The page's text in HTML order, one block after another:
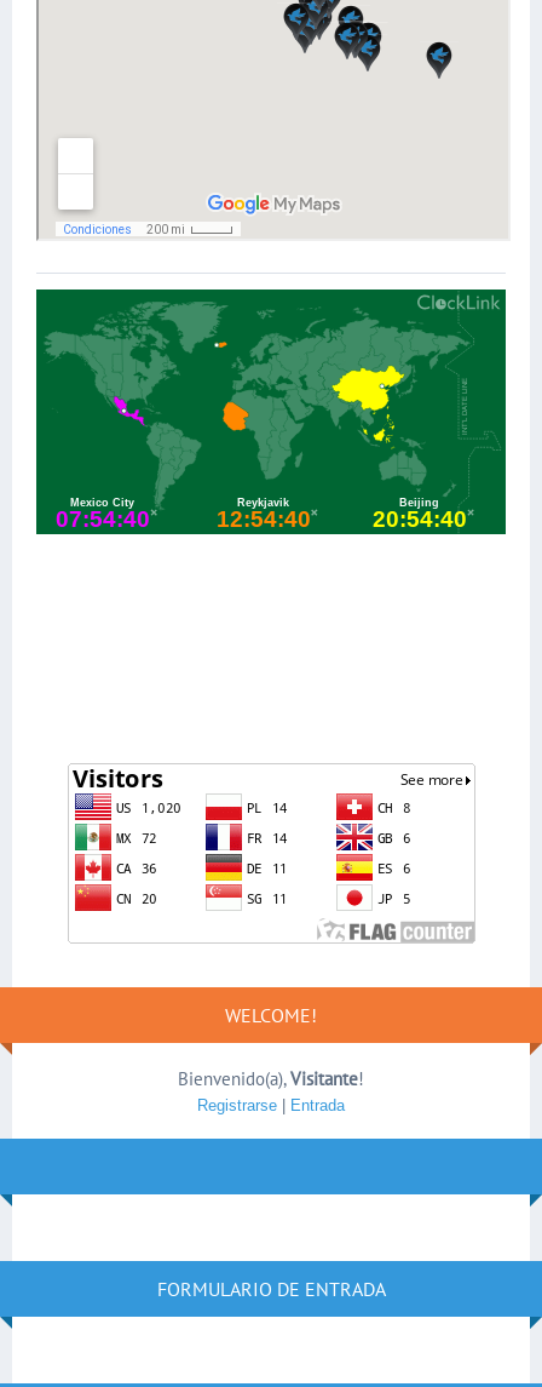
WELCOME!
Bienvenido(a),Visitante!
Registrarse Entrada
FORMULARIO DE ENTRADA